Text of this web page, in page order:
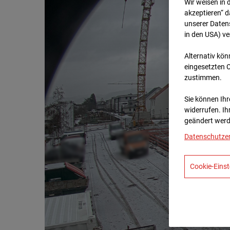
Wir weisen in
akzeptieren“
unserer
in den USA)
Alternativ
eingesetzten
zustimmen.
Sie können
widerrufen.
geändert
Cookie-